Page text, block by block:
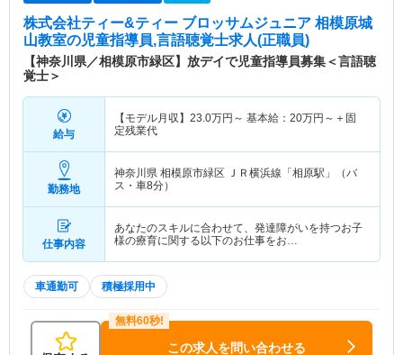
株式会社ティー&ティー ブロッサムジュニア 相模原城
山教室の児童指導員,言語聴覚士求人(正職員)
【神奈川県／相模原市緑区】放デイで児童指導員募集＜言語聴
覚士＞
給与
【モデル月収】 23.0万円～ 基本給： 20万円～ ＋固
定残業代
勤務地
神奈川県 相模原市緑区 ＪＲ横浜線「相原駅」（バ
ス・車8分）
仕事内容
あなたのスキルに合わせて、発達障がいを持つお子
様の療育に関する以下のお仕事をお…
車通勤可 積極採用中
この求人を問い合わせる